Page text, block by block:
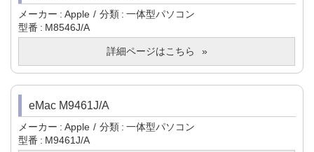
メーカー Apple 分類
一体型パソコン
型番
M8546J/A
詳細ページはこちら
eMac M9461J/A
メーカー Apple 分類
一体型パソコン
型番
M9461J/A